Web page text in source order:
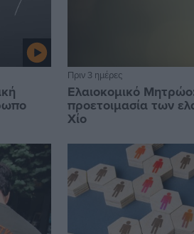
Πριν 3 ημέρες
Ελαιοκομικό
προετοιμασία των
Χίο